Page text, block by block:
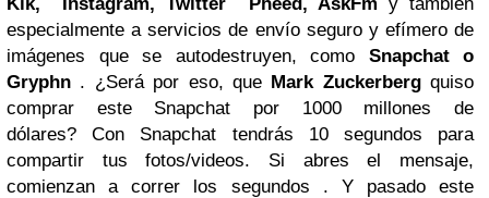
especialmente a servicios de envío seguro y efímero de
imágenes que se autodestruyen, como Snapchat o
Gryphn . ¿Será por eso, que Mark Zuckerbergquiso
comprar este Snapchat por 1000 millones de
dólares? Con Snapchat tendrás 10 segundos para
compartir tus fotos/videos. Si abres el mensaje,
comienzan a correr los segundos . Y pasado este